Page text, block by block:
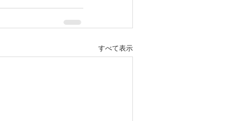
すべて表示